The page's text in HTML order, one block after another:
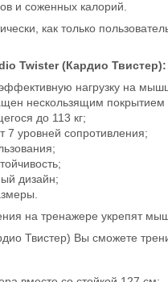
и соженных калорий.
как только
Twister (Кардио Твистер):
нагрузку на
нескользящим покрытием
до 113 кг;
7 уровней сопротивления;
дизайн;
на тренажере укрепят
Твистер) Вы сможете